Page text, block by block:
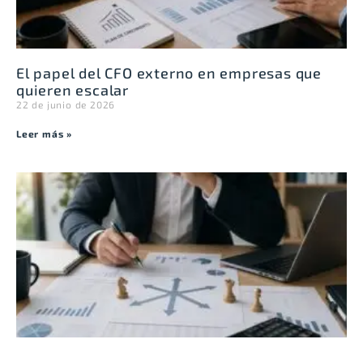
El papel del CFO externo en empresas que
quieren escalar
22 de junio de 2026
Leer más »